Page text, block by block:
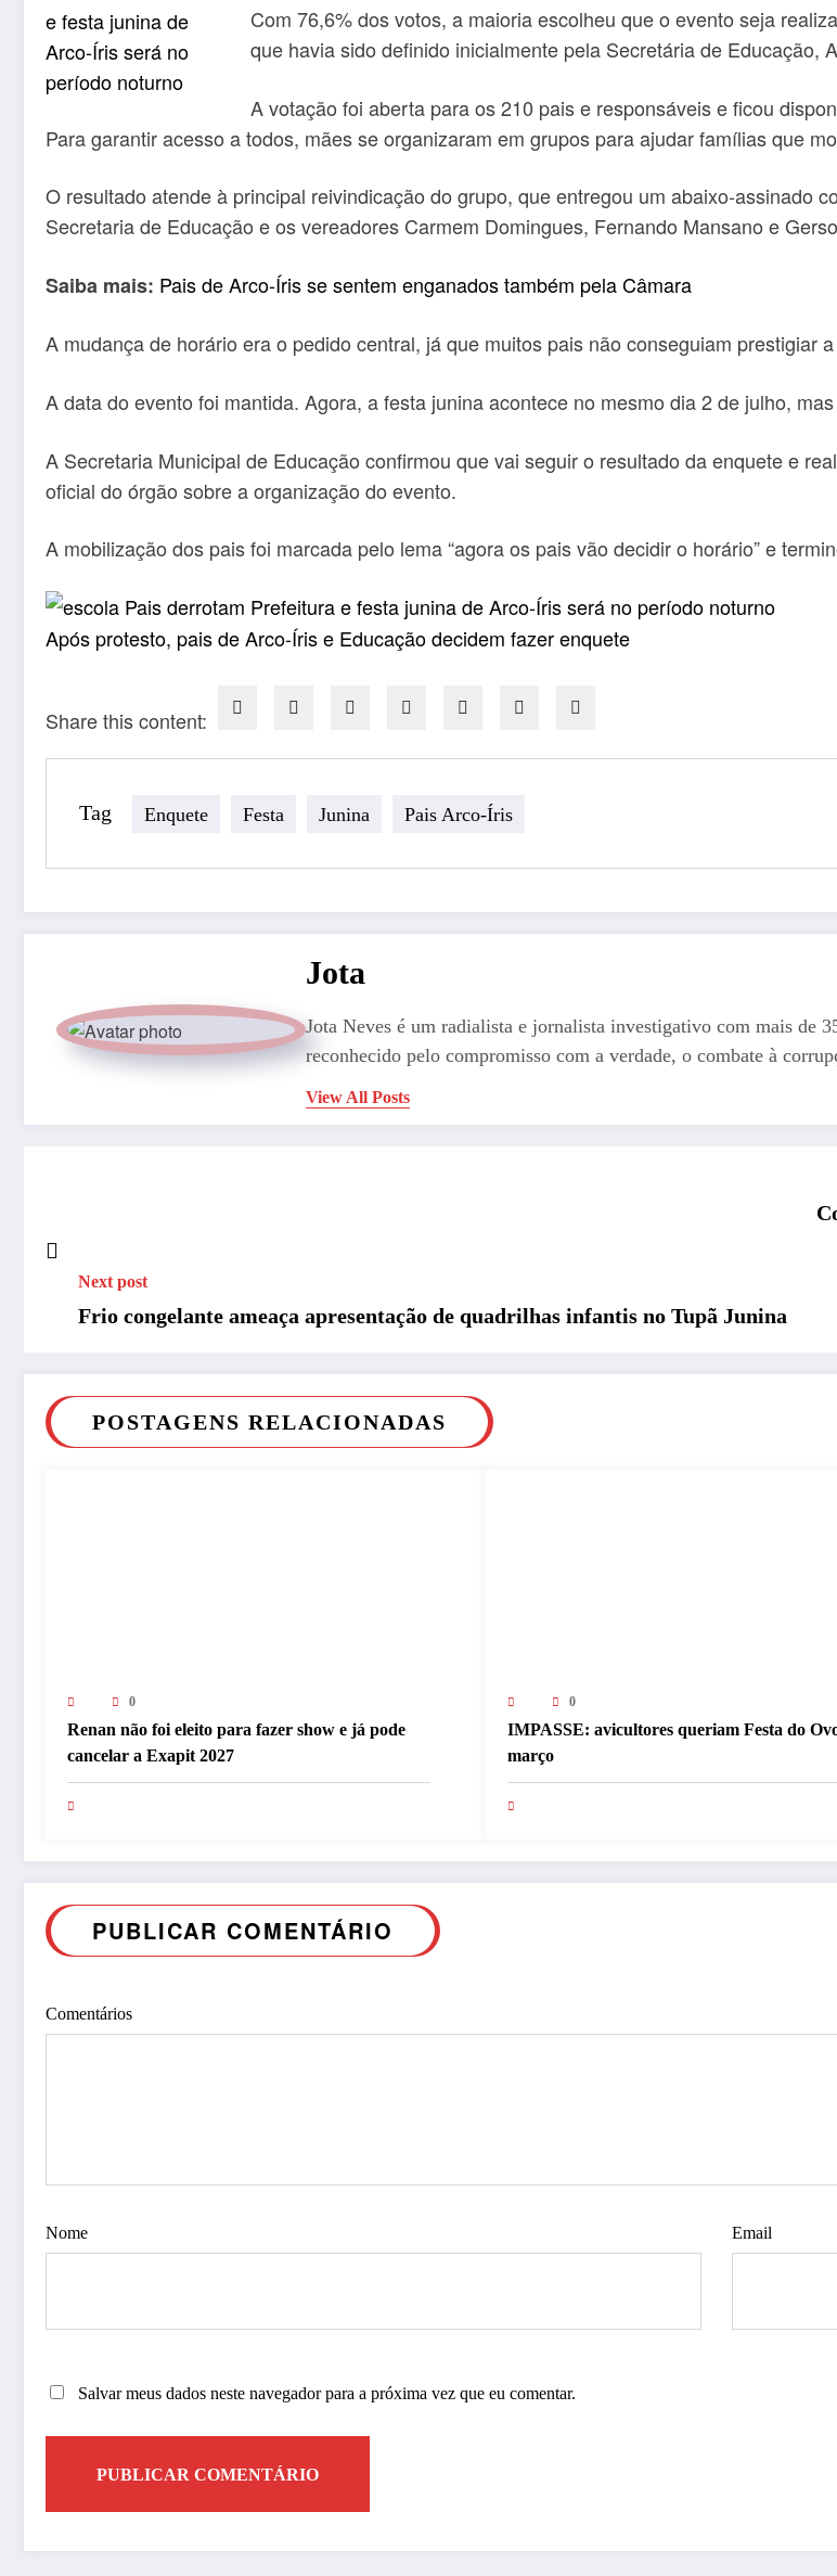
Com 76,6% dos votos, a maioria escolheu que o evento seja
que havia sido definido inicialmente pela Secretária de Educação,
A votação foi aberta para os 210 pais e responsáveis e ficou
Para garantir acesso a todos, mães se organizaram em grupos para ajudar famílias que
O resultado atende à principal reivindicação do grupo, que entregou um abaixo-assinado
Secretaria de Educação e os vereadores Carmem Domingues, Fernando Mansano e
Saiba mais: Pais de Arco-Íris se sentem enganados também pela Câmara
A mudança de horário era o pedido central, já que muitos pais não conseguiam prestigiar
A data do evento foi mantida. Agora, a festa junina acontece no mesmo dia 2 de julho,
A Secretaria Municipal de Educação confirmou que vai seguir o resultado da enquete e
oficial do órgão sobre a organização do evento.
A mobilização dos pais foi marcada pelo lema “agora os pais vão decidir o horário” e
Após protesto, pais de Arco-Íris e Educação decidem fazer enquete
Share this content:
Tag Enquete Festa Junina Pais Arco-Íris
Jota
Jota Neves é um radialista e jornalista investigativo com mais de
reconhecido pelo compromisso com a verdade, o combate à
View All Posts
Next post
Frio congelante ameaça apresentação de quadrilhas infantis no Tupã Junina
POSTAGENS RELACIONADAS
0
Renan não foi eleito para fazer show e já pode
cancelar a Exapit 2027
0
IMPASSE: avicultores queriam Festa do
março
PUBLICAR COMENTÁRIO
Comentários
Nome Email
Salvar meus dados neste navegador para a próxima vez que eu comentar.